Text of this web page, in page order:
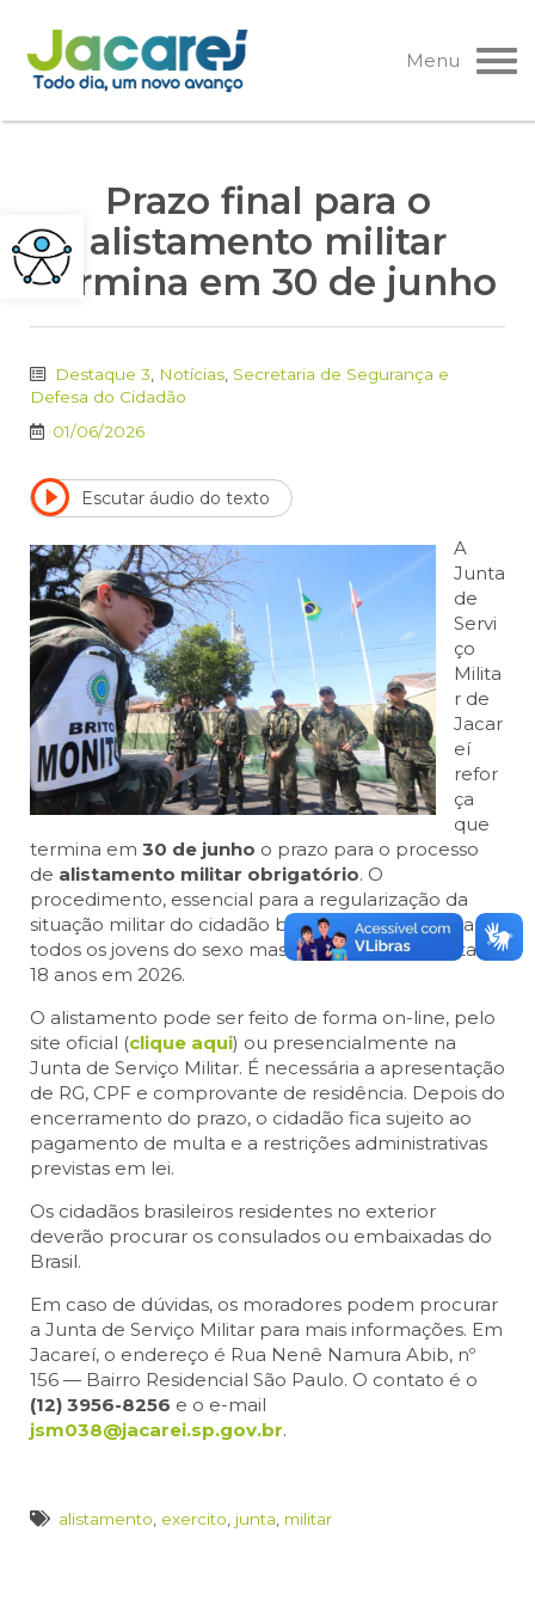
Pular
para
o
Menu
Prazo final para o
alistamento militar
termina em 30 de junho
Destaque 3 Notícias Secretaria de Segurança e
Defesa do Cidadão
01/06/2026
Escutar áudio do texto
A
Junta
de
Servi
ço
Milita
r de
Jacar
eí
refor
ça
que
termina em 30 de junho o prazo para o processo
de alistamento militar obrigatório. O
procedimento, essencial para a regularização da
situação militar do cidadão brasileiro, é exigido para
todos os jovens do sexo masculino que completam
18 anos em 2026.
O alistamento pode ser feito de forma on-line, pelo
site oficial (clique aqui) ou presencialmente na
Junta de Serviço Militar. É necessária a apresentação
de RG, CPF e comprovante de residência. Depois do
encerramento do prazo, o cidadão fica sujeito ao
pagamento de multa e a restrições administrativas
previstas em lei.
Os cidadãos brasileiros residentes no exterior
deverão procurar os consulados ou embaixadas do
Brasil.
Em caso de dúvidas, os moradores podem procurar
a Junta de Serviço Militar para mais informações. Em
Jacareí, o endereço é Rua Nenê Namura Abib, nº
156 — Bairro Residencial São Paulo. O contato é o
(12) 3956-8256 e o e-mail
jsm038@jacarei.sp.gov.br.
alistamento exercito junta militar